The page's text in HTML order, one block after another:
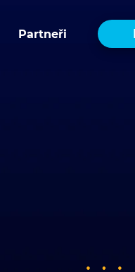
Partneři